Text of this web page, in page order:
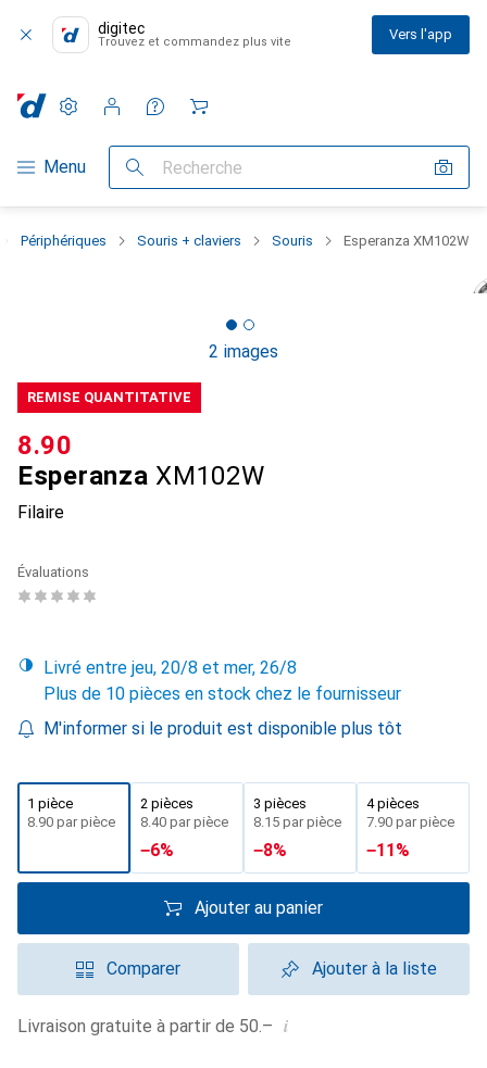
digitec
Trouvez et commandez plus vite Vers l'app
Navigation par catégorie
Menu Recherche
Paramètres
Compte client
Listes de comparaison
Listes d'envies
Panier
Périphériques Souris + claviers Souris Esperanza XM102W
2 images
REMISE QUANTITATIVE
Esperanza XM102W
Filaire
CHF
8.90
Évaluations
Livré entre jeu, 20/8 et mer, 26/8
Plus de 10 pièces en stock chez le fournisseur
M'informer si le produit est disponible plus tôt
1 pièce
CHF
8.90 par pièce
2 pièces
CHF
8.40 par pièce
−6%
3 pièces
CHF
8.15 par pièce
−8%
4 pièces
CHF
7.90 par pièce
−11%
Ajouter au panier
Comparer Ajouter à la liste
Livraison gratuite à partir de 50.– i